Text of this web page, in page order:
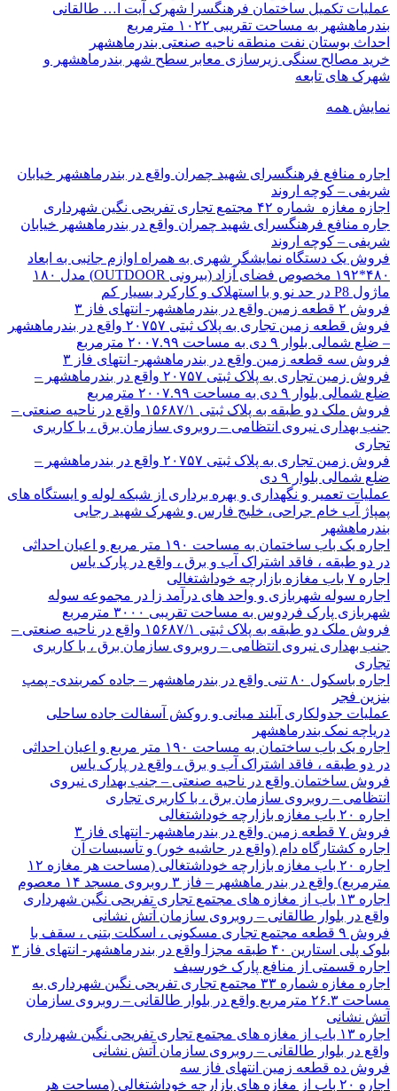
عملیات تکمیل ساختمان فرهنگسرا شهرک آیت ا… طالقانی
بندرماهشهر به مساحت تقریبی ۱۰۲۲ مترمربع
احداث بوستان نفت منطقه ناحیه صنعتی بندرماهشهر
خرید مصالح سنگی زیرسازی معابر سطح شهر بندرماهشهر و
شهرک های تابعه
نمایش همه
اجاره منافع فرهنگسرای شهید چمران واقع در بندرماهشهر خیابان
شریفی – کوچه اروند
اجازه مغازه شماره ۴۲ مجتمع تجاری تفریحی نگین شهرداری
جاره منافع فرهنگسرای شهید چمران واقع در بندرماهشهر خیابان
شریفی – کوچه اروند
فروش یک دستگاه نمایشگر شهری به همراه اوازم جانبی به ابعاد
۴۸۰*۱۹۲ مخصوص فضای آزاد (بیرونی OUTDOOR) مدل ۱۸۰
ماژول P8 در حد نو و با استهلاک و کارکرد بسیار کم
فروش ۲ قطعه زمین واقع در بندرماهشهر- انتهای فاز ۳
فروش قطعه زمین تجاری به پلاک ثبتی ۲۰۷۵۷ واقع در بندرماهشهر
– ضلع شمالی بلوار ۹ دی به مساحت ۲۰۰۷.۹۹ مترمربع
فروش سه قطعه زمین واقع در بندرماهشهر- انتهای فاز ۳
فروش زمین تجاری به پلاک ثبتی ۲۰۷۵۷ واقع در بندرماهشهر –
ضلع شمالی بلوار ۹ دی به مساحت ۲۰۰۷.۹۹ مترمربع
فروش ملک دو طبقه به پلاک ثبتی ۱۵۶۸۷/۱ واقع در ناحیه صنعتی –
جنب بهداری نیروی انتظامی – روبروی سازمان برق ، با کاربری
تجاری
فروش زمین تجاری به پلاک ثبتی ۲۰۷۵۷ واقع در بندرماهشهر –
ضلع شمالی بلوار ۹ دی
عملیات تعمیر و نگهداری و بهره برداری از شبکه لوله و ایستگاه های
پمپاژ آب خام جراحی، خلیج فارس و شهرک شهید رجایی
بندرماهشهر
اجاره یک باب ساختمان به مساحت ۱۹۰ متر مربع و اعیان احداثی
در دو طبقه ، فاقد اشتراک آب و برق ، واقع در پارک یاس
اجاره ۷ باب مغازه بازارچه خوداشتغالی
اجاره سوله شهربازی و واحد های درآمد زا در مجموعه سوله
شهربازی پارک فردوس به مساحت تقریبی ۳۰۰۰ مترمربع
فروش ملک دو طبقه به پلاک ثبتی ۱۵۶۸۷/۱ واقع در ناحیه صنعتی –
جنب بهداری نیروی انتظامی – روبروی سازمان برق ، با کاربری
تجاری
اجاره باسکول ۸۰ تنی واقع در بندرماهشهر – جاده کمربندی- پمپ
بنزین فجر
عملیات جدولکاری آیلند میانی و روکش آسفالت جاده ساحلی
دریاچه نمک بندرماهشهر
اجاره یک باب ساختمان به مساحت ۱۹۰ متر مربع و اعیان احداثی
در دو طبقه ، فاقد اشتراک آب و برق ، واقع در پارک یاس
فروش ساختمان واقع در ناحیه صنعتی – جنب بهداری نیروی
انتظامی – روبروی سازمان برق ، با کاربری تجاری
اجاره ۲۰ باب مغازه بازارچه خوداشتغالی
فروش ۷ قطعه زمین واقع در بندرماهشهر- انتهای فاز ۳
اجاره کشتارگاه دام (واقع در حاشیه خور) و تأسیسات آن
اجاره ۲۰ باب مغازه بازارچه خوداشتغالی (مساحت هر مغازه ۱۲
مترمربع) واقع در بندر ماهشهر – فاز ۳ روبروی مسجد ۱۴ معصوم
اجاره ۱۳ باب از مغازه های مجتمع تجاری تفریحی نگین شهرداری
واقع در بلوار طالقانی – روبروی سازمان آتش نشانی
فروش ۹ قطعه مجتمع تجاری مسکونی ، اسکلت بتنی ، سقف با
بلوک پلی استارین ۴۰ طبقه مجزا واقع در بندرماهشهر- انتهای فاز ۳
اجاره قسمتی از منافع پارک خورسیف
اجاره مغازه شماره ۳۳ مجتمع تجاری تفریحی نگین شهرداری به
مساحت ۲۶.۳ مترمربع واقع در بلوار طالقانی – روبروی سازمان
آتش نشانی
اجاره ۱۳ باب از مغازه های مجتمع تجاری تفریحی نگین شهرداری
واقع در بلوار طالقانی – روبروی سازمان آتش نشانی
فروش ده قطعه زمین انتهای فاز سه
اجاره ۲۰ باب از مغازه های بازارچه خوداشتغالی (مساحت هر